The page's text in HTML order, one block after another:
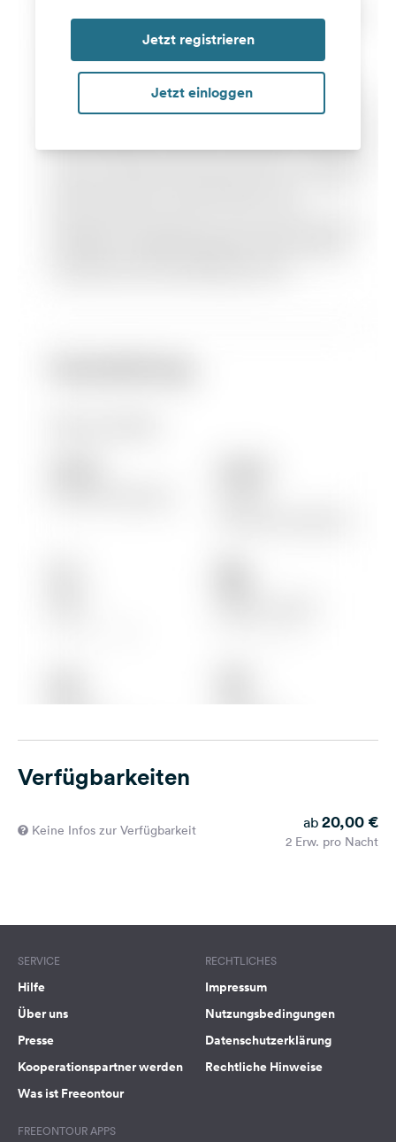
Jetzt registrieren
Jetzt einloggen
Verfügbarkeiten
Keine Infos zur Verfügbarkeit ab 20,00 €
2 Erw. pro Nacht
SERVICE
Hilfe
Über uns
Presse
Kooperationspartner werden
Was ist Freeontour
RECHTLICHES
Impressum
Nutzungsbedingungen
Datenschutzerklärung
Rechtliche Hinweise
FREEONTOUR APPS